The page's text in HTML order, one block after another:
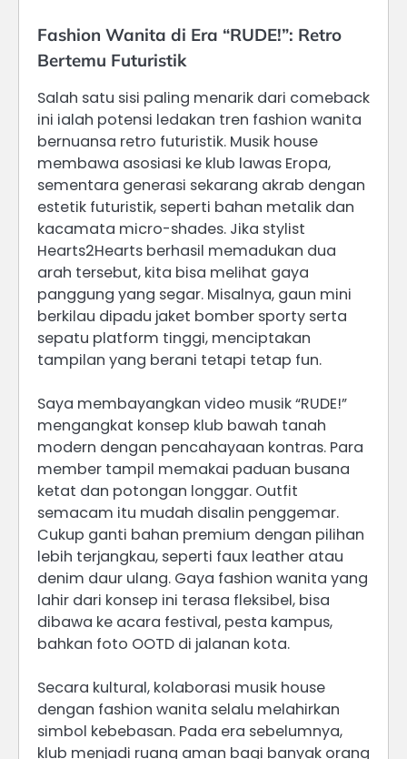
Fashion Wanita di Era “RUDE!”: Retro
Bertemu Futuristik
Salah satu sisi paling menarik dari comeback
ini ialah potensi ledakan tren fashion wanita
bernuansa retro futuristik. Musik house
membawa asosiasi ke klub lawas Eropa,
sementara generasi sekarang akrab dengan
estetik futuristik, seperti bahan metalik dan
kacamata micro-shades. Jika stylist
Hearts2Hearts berhasil memadukan dua
arah tersebut, kita bisa melihat gaya
panggung yang segar. Misalnya, gaun mini
berkilau dipadu jaket bomber sporty serta
sepatu platform tinggi, menciptakan
tampilan yang berani tetapi tetap fun.
Saya membayangkan video musik “RUDE!”
mengangkat konsep klub bawah tanah
modern dengan pencahayaan kontras. Para
member tampil memakai paduan busana
ketat dan potongan longgar. Outfit
semacam itu mudah disalin penggemar.
Cukup ganti bahan premium dengan pilihan
lebih terjangkau, seperti faux leather atau
denim daur ulang. Gaya fashion wanita yang
lahir dari konsep ini terasa fleksibel, bisa
dibawa ke acara festival, pesta kampus,
bahkan foto OOTD di jalanan kota.
Secara kultural, kolaborasi musik house
dengan fashion wanita selalu melahirkan
simbol kebebasan. Pada era sebelumnya,
klub menjadi ruang aman bagi banyak orang